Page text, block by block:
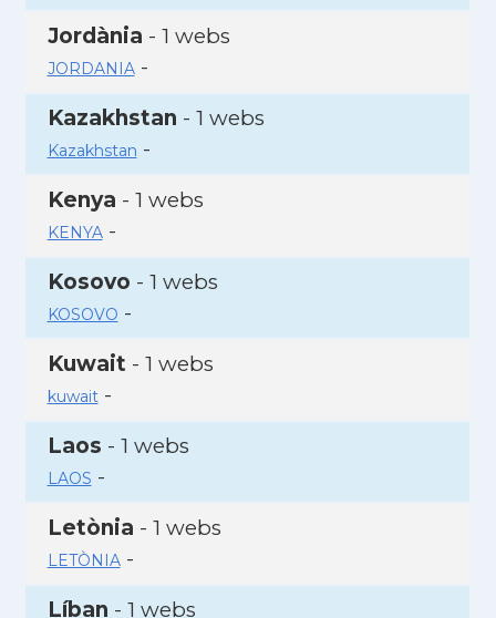
Jordània - 1 webs
JORDANIA-
Kazakhstan - 1 webs
Kazakhstan -
Kenya - 1 webs
KENYA-
Kosovo - 1 webs
KOSOVO -
Kuwait - 1 webs
kuwait-
Laos - 1 webs
LAOS -
Letònia - 1 webs
LETÒNIA-
Líban - 1 webs